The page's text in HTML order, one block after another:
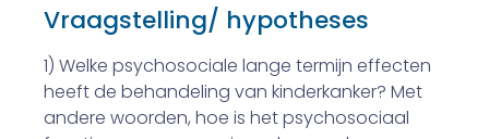
Vraagstelling/ hypotheses
1) Welke psychosociale lange termijn effecten
heeft de behandeling van kinderkanker? Met
andere woorden, hoe is het psychosociaal